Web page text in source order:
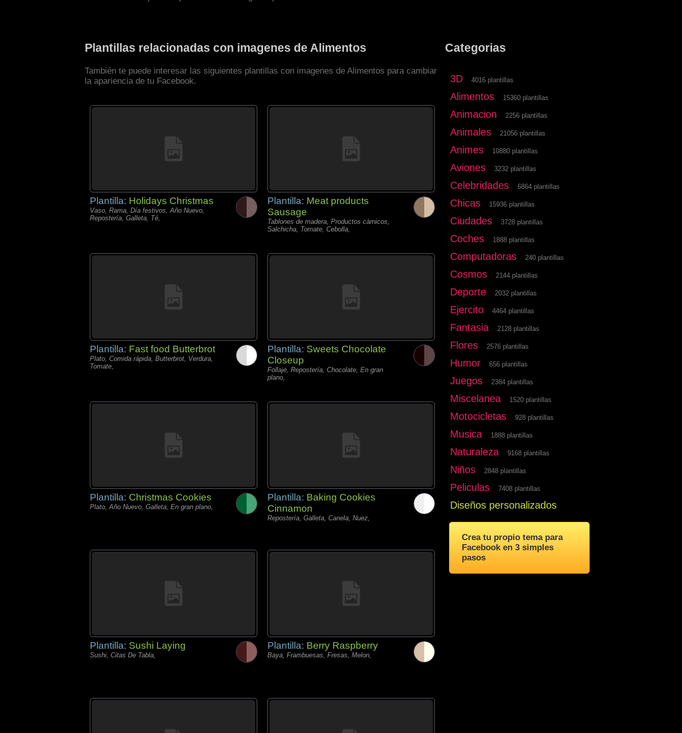
Plantillas relacionadas con imagenes de Alimentos
También te puede interesar las siguientes plantillas con imagenes de Alimentos para cambiar
la apariencia de tu Facebook.
Plantilla: Holidays Christmas
Vaso, Rama, Día festivos, Año Nuevo,
Repostería, Galleta, Té,
Plantilla: Meat products
Sausage
Tablones de madera, Productos càrnicos,
Salchicha, Tomate, Cebolla,
Plantilla: Fast food Butterbrot
Plato, Comida rápida, Butterbrot, Verdura,
Tomate,
Plantilla: Sweets Chocolate
Closeup
Follaje, Repostería, Chocolate, En gran
plano,
Plantilla: Christmas Cookies
Plato, Año Nuevo, Galleta, En gran plano,
Plantilla: Baking Cookies
Cinnamon
Repostería, Galleta, Canela, Nuez,
Plantilla: Sushi Laying
Sushi, Citas De Tabla,
Plantilla: Berry Raspberry
Baya, Frambuesas, Fresas, Melon,
Categorias
3D 4016 plantillas
Alimentos 15360 plantillas
Animacion 2256 plantillas
Animales 21056 plantillas
Animes 10880 plantillas
Aviones 3232 plantillas
Celebridades 6864 plantillas
Chicas 15936 plantillas
Ciudades 3728 plantillas
Coches 1888 plantillas
Computadoras 240 plantillas
Cosmos 2144 plantillas
Deporte 2032 plantillas
Ejercito 4464 plantillas
Fantasia 2128 plantillas
Flores 2576 plantillas
Humor 656 plantillas
Juegos 2384 plantillas
Miscelanea 1520 plantillas
Motocicletas 928 plantillas
Musica 1888 plantillas
Naturaleza 9168 plantillas
Niños 2848 plantillas
Peliculas 7408 plantillas
Diseños personalizados
Crea tu propio tema para
Facebook en 3 simples
pasos